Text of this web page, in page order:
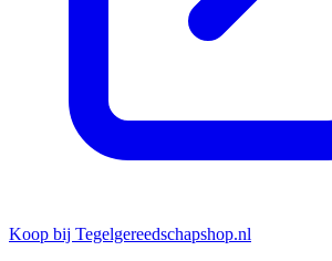
Koop bij Tegelgereedschapshop.nl